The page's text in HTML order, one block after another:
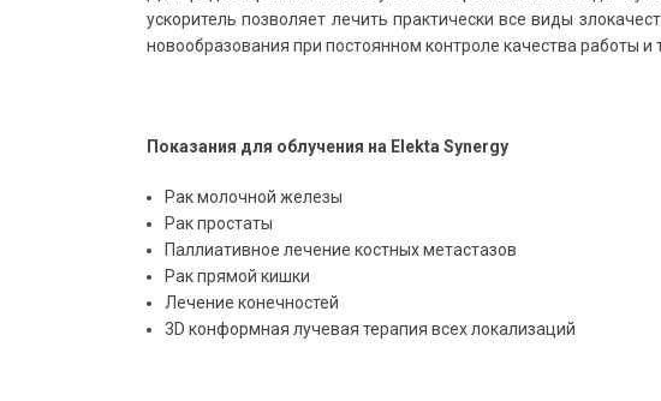
ускоритель позволяет лечить практически все виды
новообразования при постоянном контроле качества работы и
Показания для облучения на Elekta Synergy
Рак молочной железы
Рак простаты
Паллиативное лечение костных метастазов
Рак прямой кишки
Лечение конечностей
3D конформная лучевая терапия всех локализаций